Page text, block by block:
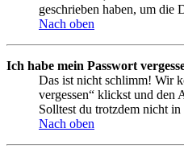
geschrieben haben, um die
Nach oben
Ich habe mein Passwort
Das ist nicht schlimm! Wir
vergessen“ klickst und den
Solltest du trotzdem nicht
Nach oben